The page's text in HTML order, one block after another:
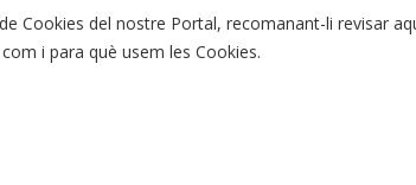
Cookies del nostre Portal, recomanant-li revisar
i para què usem les Cookies.